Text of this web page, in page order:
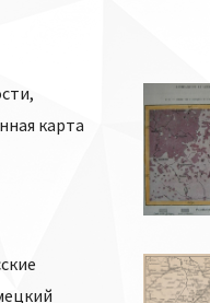
карта